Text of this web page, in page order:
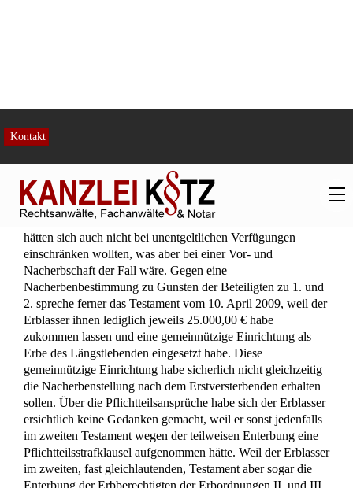
worden sei. Für ein Berliner Testament und gegen eine Vor-
vom 15. April 1996 keine Nacherben bestimmt hätten und
hätte verfügen dürfen. Die Eheleute hätten als juristische
Laien im Testament deutlich zum Ausdruck gebracht, dass sie
sich mit der Formulierung „als befreite Vorerben“ keine
Verfügungsbeschränkung hätten auferlegen wollen. Sie
hätten sich auch nicht bei unentgeltlichen Verfügungen
einschränken wollten, was aber bei einer Vor- und
Nacherbschaft der Fall wäre. Gegen eine
Nacherbenbestimmung zu Gunsten der Beteiligten zu 1. und
2. spreche ferner das Testament vom 10. April 2009, weil der
Erblasser ihnen lediglich jeweils 25.000,00 € habe
zukommen lassen und eine gemeinnützige Einrichtung als
Erbe des Längstlebenden eingesetzt habe. Diese
gemeinnützige Einrichtung habe sicherlich nicht gleichzeitig
die Nacherbenstellung nach dem Erstversterbenden erhalten
sollen. Über die Pflichtteilsansprüche habe sich der Erblasser
ersichtlich keine Gedanken gemacht, weil er sonst jedenfalls
im zweiten Testament wegen der teilweisen Enterbung eine
Pflichtteilsstrafklausel aufgenommen hätte. Weil der Erblasser
im zweiten, fast gleichlautenden, Testament aber sogar die